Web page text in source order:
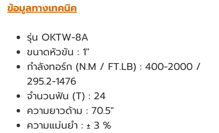
ข้อมูลทางเทคนิค
รุ่น OKTW-8A
ขนาดหัวขัน : 1"
กำลังทอร์ก (N.M / FT.LB) : 400-2000 /
295.2-1476
จำนวนฟัน (T) : 24
ความยาวด้าม : 70.5"
ความแม่นยำ : ± 3 %